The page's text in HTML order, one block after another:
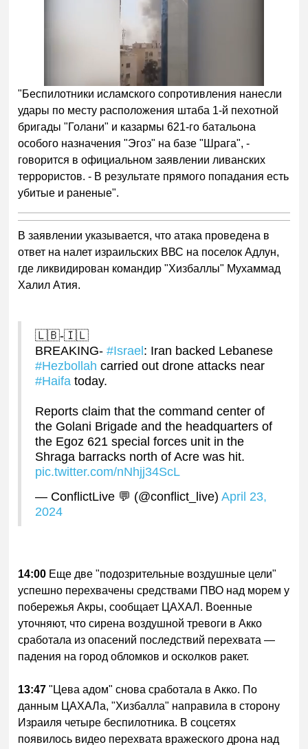
"Беспилотники исламского сопротивления нанесли
удары по месту расположения штаба 1-й пехотной
бригады "Голани" и казармы 621-го батальона
особого назначения "Эгоз" на базе "Шрага", -
говорится в официальном заявлении ливанских
террористов. - В результате прямого попадания есть
убитые и раненые".
В заявлении указывается, что атака проведена в
ответ на налет израильских ВВС на поселок Адлун,
где ликвидирован командир "Хизбаллы" Мухаммад
Халил Атия.
🇱🇧-🇮🇱
BREAKING-#Israel : Iran backed Lebanese
#Hezbollah carried out drone attacks near
#Haifa today.
Reports claim that the command center of
the Golani Brigade and the headquarters of
the Egoz 621 special forces unit in the
Shraga barracks north of Acre was hit.
pic.twitter.com/nNhjj34ScL
— ConflictLive 💬 (@conflict_live)April 23,
2024
14:00 Еще две "подозрительные воздушные цели"
успешно перехвачены средствами ПВО над морем у
побережья Акры, сообщает ЦАХАЛ. Военные
уточняют, что сирена воздушной тревоги в Акко
сработала из опасений последствий перехвата —
падения на город обломков и осколков ракет.
13:47 "Цева адом" снова сработала в Акко. По
данным ЦАХАЛа, "Хизбалла" направила в сторону
Израиля четыре беспилотника. В соцсетях
появилось видео перехвата вражеского дрона над